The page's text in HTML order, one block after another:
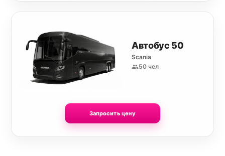
Автобус 50
Scania
50 чел
Запросить цену